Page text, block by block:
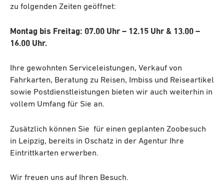
zu folgenden Zeiten geöffnet:
Montag bis Freitag: 07.00 Uhr – 12.15 Uhr & 13.00 –
16.00 Uhr.
Ihre gewohnten Serviceleistungen, Verkauf von
Fahrkarten, Beratung zu Reisen, Imbiss und Reiseartikel
sowie Postdienstleistungen bieten wir auch weiterhin in
vollem Umfang für Sie an.
Zusätzlich können Sie für einen geplanten Zoobesuch
in Leipzig, bereits in Oschatz in der Agentur Ihre
Eintrittkarten erwerben.
Wir freuen uns auf Ihren Besuch.